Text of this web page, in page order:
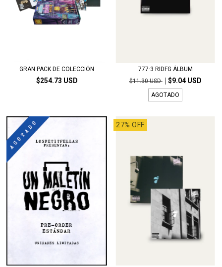
GRAN PACK DE COLECCIÓN
$254.73 USD
777·3 RIDFG ÁLBUM
$11.30 USD
$9.04 USD
AGOTADO
27% OFF